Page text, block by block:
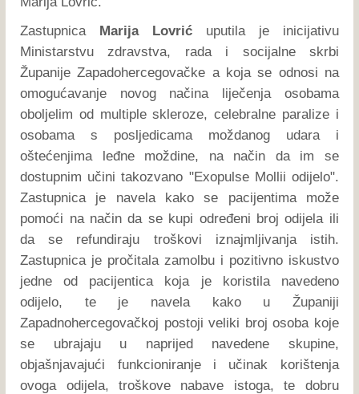
Zastupnica Marija Lovrić uputila je inicijativu
Ministarstvu zdravstva, rada i socijalne skrbi
Županije Zapadohercegovačke a koja se odnosi na
omogućavanje novog načina liječenja osobama
oboljelim od multiple skleroze, celebralne paralize i
osobama s posljedicama moždanog udara i
oštećenjima leđne moždine, na način da im se
dostupnim učini takozvano "Exopulse Mollii odijelo".
Zastupnica je navela kako se pacijentima može
pomoći na način da se kupi određeni broj odijela ili
da se refundiraju troškovi iznajmljivanja istih.
Zastupnica je pročitala zamolbu i pozitivno iskustvo
jedne od pacijentica koja je koristila navedeno
odijelo, te je navela kako u Županiji
Zapadnohercegovačkoj postoji veliki broj osoba koje
se ubrajaju u naprijed navedene skupine,
objašnjavajući funkcioniranje i učinak korištenja
ovoga odijela, troškove nabave istoga, te dobru